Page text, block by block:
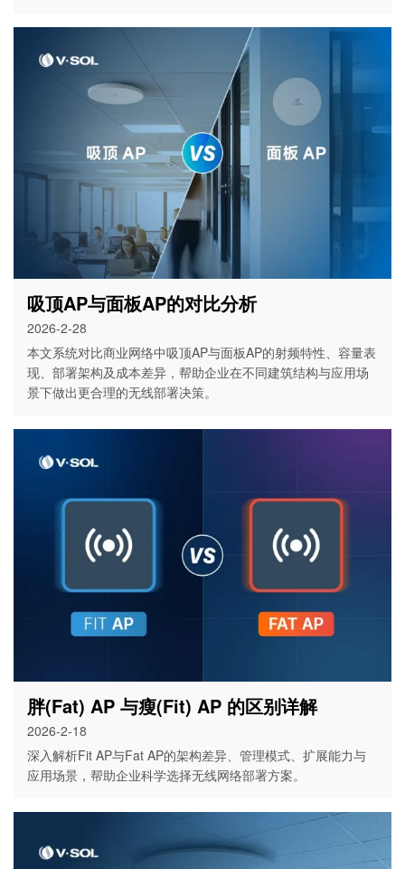
吸顶AP与面板AP的对比分析
2026-2-28
本文系统对比商业网络中吸顶AP与面板AP的射频特性、容量表
现、部署架构及成本差异，帮助企业在不同建筑结构与应用场
景下做出更合理的无线部署决策。
胖(Fat) AP 与瘦(Fit) AP 的区别详解
2026-2-18
深入解析Fit AP与Fat AP的架构差异、管理模式、扩展能力与
应用场景，帮助企业科学选择无线网络部署方案。